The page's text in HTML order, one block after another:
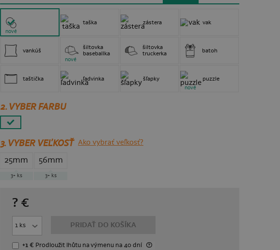
nové
taška zástera vak
vankúš
šiltovka
baseballka
nové
šiltovka
truckerka
batoh
taštička ľadvinka šľapky puzzle
nové
2. VYBER FARBU
3.VYBER VEĽKOSŤ Ako vybrať veľkosť?
25mm
3+ ks
56mm
3+ ks
? €
PRIDAŤ DO KOŠÍKA
+1 € Prodloužit lhůtu na výmenu na 40 dní